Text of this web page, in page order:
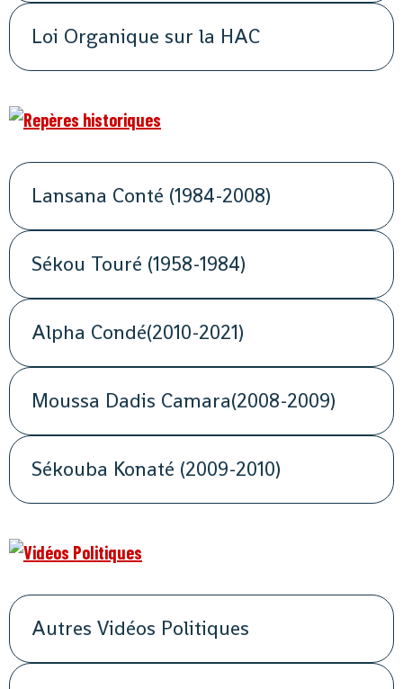
Loi Organique sur la HAC
Lansana Conté (1984-2008)
Sékou Touré (1958-1984)
Alpha Condé(2010-2021)
Moussa Dadis Camara(2008-2009)
Sékouba Konaté (2009-2010)
Autres Vidéos Politiques